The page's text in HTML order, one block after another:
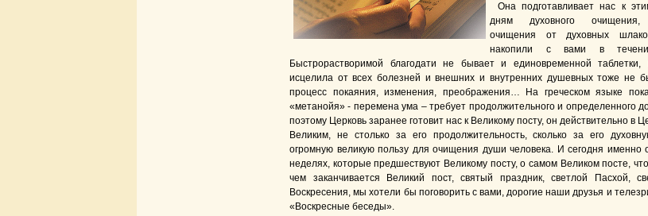
Она подготавливает нас к
дням духовного очищения,
очищения от духовных
накопили с вами в
Быстрорастворимой благодати не бывает и единовременной
исцелила от всех болезней и внешних и внутренних душевных тоже не
процесс покаяния, изменения, преображения… На греческом языке
«метанойя» - перемена ума – требует продолжительного и определенного
поэтому Церковь заранее готовит нас к Великому посту, он действительно в
Великим, не столько за его продолжительность, сколько за его
огромную великую пользу для очищения души человека. И сегодня именно
неделях, которые предшествуют Великому посту, о самом Великом посте,
чем заканчивается Великий пост, святый праздник, светлой Пасхой,
Воскресения, мы хотели бы поговорить с вами, дорогие наши друзья и
«Воскресные беседы».